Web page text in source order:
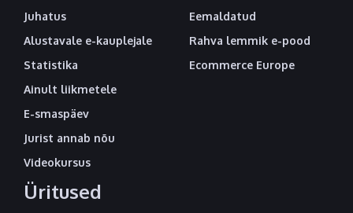
Juhatus
Alustavale e-kauplejale
Statistika
Ainult liikmetele
E-smaspäev
Jurist annab nõu
Videokursus
Üritused
Eemaldatud
Rahva lemmik e-pood
Ecommerce Europe